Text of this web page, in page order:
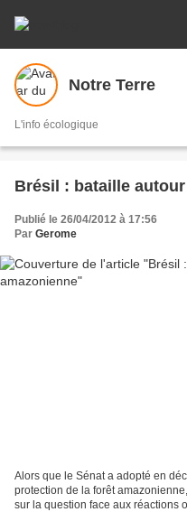
Notre Terre
L'info écologique
Brésil : bataille
Publié le 26/04/2012 à 17:56
Par Gerome
Alors que le Sénat a adopté en
protection de la forêt
sur la question face aux réactions